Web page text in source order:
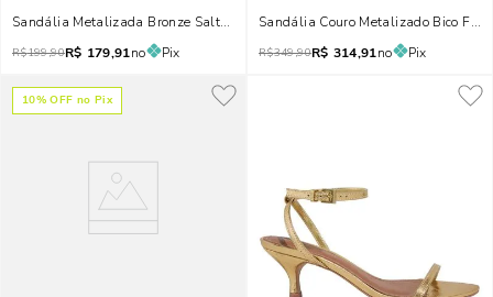
Sandália Metalizada Bronze Salto Alto
R$199,90R$ 179,91no Pix
Sandália Couro Metalizado Bico
R$349,90R$ 314,91no Pix
10% OFF no Pix